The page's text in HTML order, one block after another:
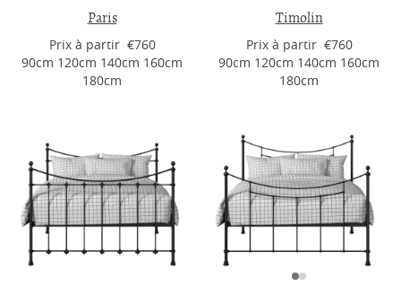
Paris
Prix ​​à partir €760
90cm 120cm 140cm 160cm
180cm
Timolin
Prix ​​à partir €760
90cm 120cm 140cm 160cm
180cm